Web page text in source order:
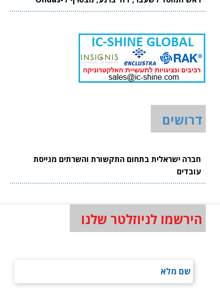
דרושים
חברה ישראלית בתחום התקשורת והשרתים מגייסת
עובדים
הירשמו לניוזלטר שלנו